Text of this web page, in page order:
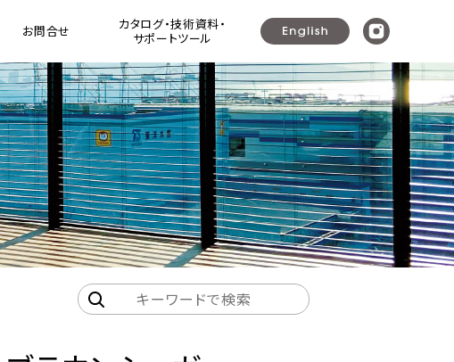
[ ウッドシャッター ]
ガラリ戸・よろい戸・可動ルーバー建具
プレミアムシリーズ ウッドシャッター+
（可動ルーバー建具・ガラリ戸・よろい戸）
ナニック可動ルーバーユニット
お問合せ
カタログ・技術資料・
サポートツール